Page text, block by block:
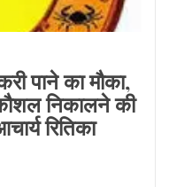
में ‘कैविएट’